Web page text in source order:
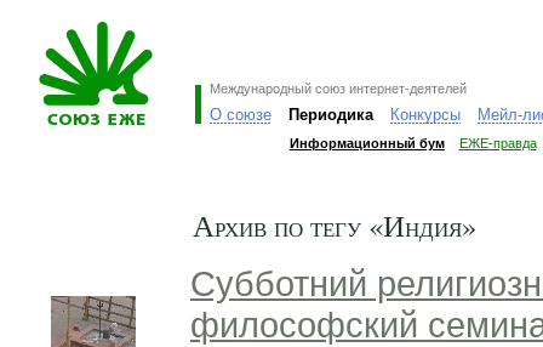
Международный союз интернет-деятелей
О союзе Периодика Конкурсы Мейл-
Информационный бум ЕЖЕ-правда
Архив по тегу «Индия»
Субботний
философский